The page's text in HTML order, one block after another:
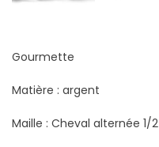
Gourmette
Matière : argent
Maille : Cheval alternée 1/2